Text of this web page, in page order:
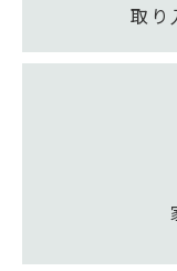
取り